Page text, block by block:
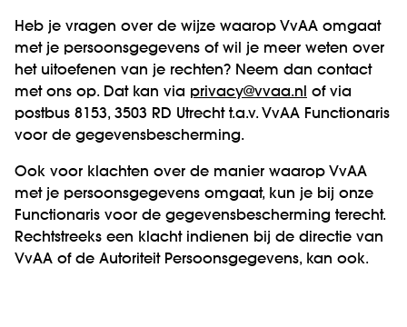
Heb je vragen over de wijze waarop VvAA omgaat
met je persoonsgegevens of wil je meer weten over
het uitoefenen van je rechten? Neem dan contact
met ons op. Dat kan via privacy@vvaa.nl of via
postbus 8153, 3503 RD Utrecht t.a.v. VvAA Functionaris
voor de gegevensbescherming.
Ook voor klachten over de manier waarop VvAA
met je persoonsgegevens omgaat, kun je bij onze
Functionaris voor de gegevensbescherming terecht.
Rechtstreeks een klacht indienen bij de directie van
VvAA of de Autoriteit Persoonsgegevens, kan ook.